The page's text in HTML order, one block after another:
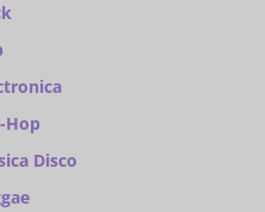
Hop
Disco